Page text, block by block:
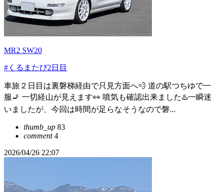
MR2 SW20
#くるまたび2日目
車旅２日目は裏磐梯経由で只見方面へ💨 道の駅つちゆで一
服🚬 一切経山が見えます👀 噴気も確認出来ました♨️一瞬迷
いましたが、今回は時間が足らなそうなので磐...
thumb_up 83
comment4
2026/04/26 22:07